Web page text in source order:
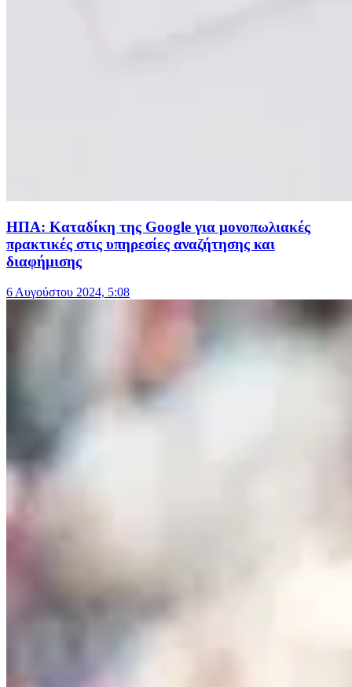
ΗΠΑ: Καταδίκη της Google για μονοπωλιακές
πρακτικές στις υπηρεσίες αναζήτησης και
διαφήμισης
6 Αυγούστου 2024, 5:08